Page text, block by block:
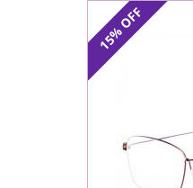
15%
OFF